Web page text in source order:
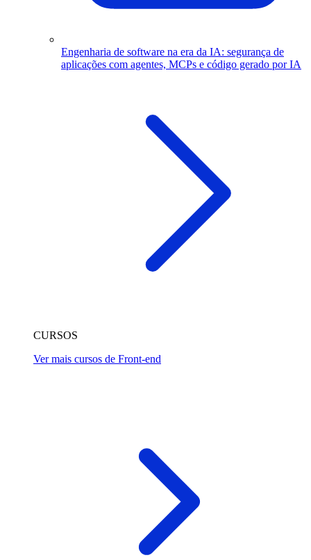
Engenharia de software na era da IA: segurança de
aplicações com agentes, MCPs e código gerado por IA
CURSOS
Ver mais cursos de Front-end